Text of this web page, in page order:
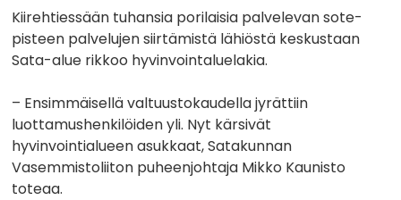
Kiirehtiessään tuhansia porilaisia palvelevan sote-
pisteen palvelujen siirtämistä lähiöstä keskustaan
Sata-alue rikkoo hyvinvointaluelakia.
– Ensimmäisellä valtuustokaudella jyrättiin
luottamushenkilöiden yli. Nyt kärsivät
hyvinvointialueen asukkaat, Satakunnan
Vasemmistoliiton puheenjohtaja Mikko Kaunisto
toteaa.